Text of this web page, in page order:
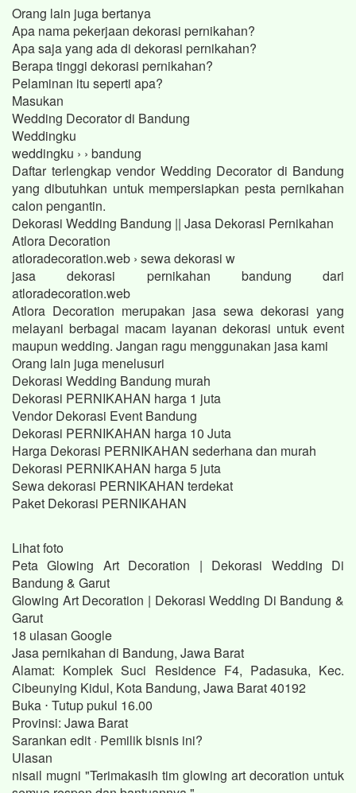
Orang lain juga bertanya
Apa nama pekerjaan dekorasi pernikahan?
Apa saja yang ada di dekorasi pernikahan?
Berapa tinggi dekorasi pernikahan?
Pelaminan itu seperti apa?
Masukan
Wedding Decorator di Bandung
Weddingku
weddingku › › bandung
Daftar terlengkap vendor Wedding Decorator di Bandung
yang dibutuhkan untuk mempersiapkan pesta pernikahan
calon pengantin.
Dekorasi Wedding Bandung || Jasa Dekorasi Pernikahan
Atlora Decoration
atloradecoration.web › sewa dekorasi w
jasa dekorasi pernikahan bandung dari
atloradecoration.web
Atlora Decoration merupakan jasa sewa dekorasi yang
melayani berbagai macam layanan dekorasi untuk event
maupun wedding. Jangan ragu menggunakan jasa kami
Orang lain juga menelusuri
Dekorasi Wedding Bandung murah
Dekorasi PERNIKAHAN harga 1 juta
Vendor Dekorasi Event Bandung
Dekorasi PERNIKAHAN harga 10 Juta
Harga Dekorasi PERNIKAHAN sederhana dan murah
Dekorasi PERNIKAHAN harga 5 juta
Sewa dekorasi PERNIKAHAN terdekat
Paket Dekorasi PERNIKAHAN
Lihat foto
Peta Glowing Art Decoration | Dekorasi Wedding Di
Bandung & Garut
Glowing Art Decoration | Dekorasi Wedding Di Bandung &
Garut
18 ulasan Google
Jasa pernikahan di Bandung, Jawa Barat
Alamat: Komplek Suci Residence F4, Padasuka, Kec.
Cibeunying Kidul, Kota Bandung, Jawa Barat 40192
Buka ⋅ Tutup pukul 16.00
Provinsi: Jawa Barat
Sarankan edit · Pemilik bisnis ini?
Ulasan
nisail mugni "Terimakasih tim glowing art decoration untuk